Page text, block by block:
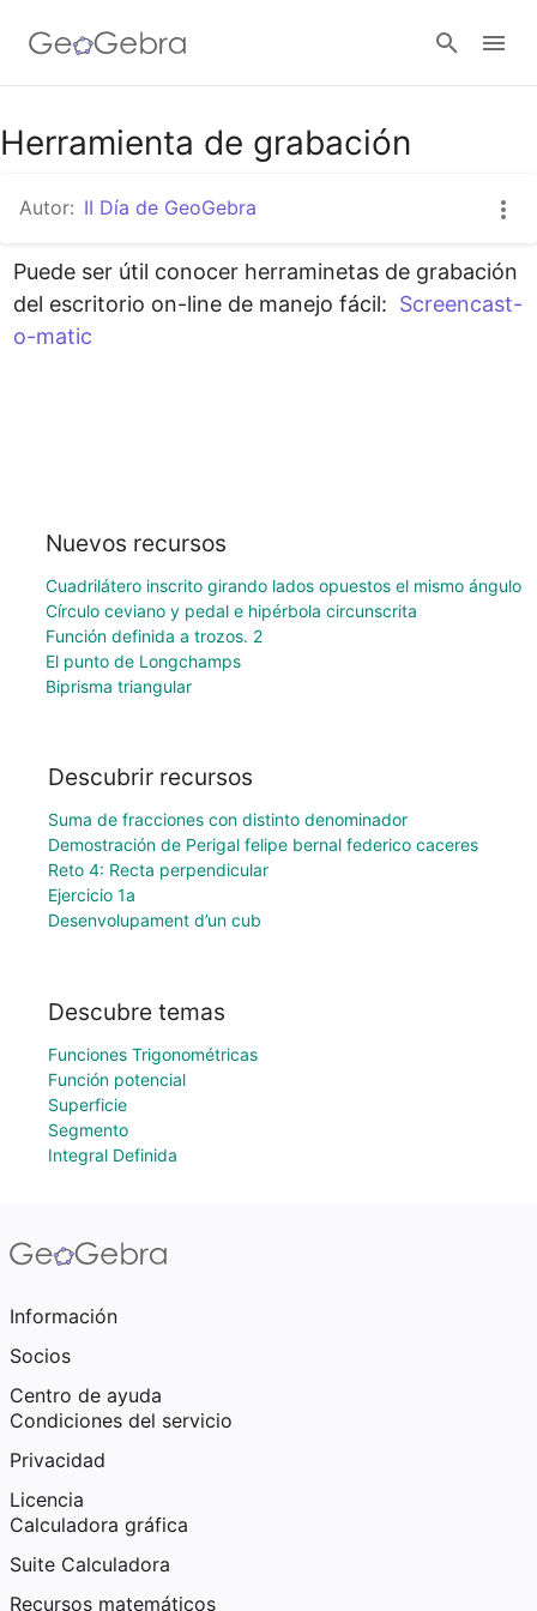
Abrir sesión
Herramienta de grabación
Autor: II Día de GeoGebra
Puede ser útil conocer herraminetas de grabación
del escri﻿torio on-line de manejo fácil: Screencast-
o-matic
Nuevos recursos
Cuadrilátero inscrito girando lados opuestos el mismo ángulo
Círculo ceviano y pedal e hipérbola circunscrita
Función definida a trozos. 2
El punto de Longchamps
Biprisma triangular
Descubrir recursos
Suma de fracciones con distinto denominador
Demostración de Perigal felipe bernal federico caceres
Reto 4: Recta perpendicular
Ejercicio 1a
Desenvolupament d’un cub
Descubre temas
Funciones Trigonométricas
Función potencial
Superficie
Segmento
Integral Definida
Información
Socios
Centro de ayuda
Condiciones del servicio
Privacidad
Licencia
Calculadora gráfica
Suite Calculadora
Recursos matemáticos